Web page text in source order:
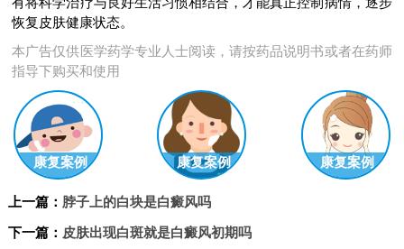
恢复皮肤健康状态。
本广告仅供医学药学专业人士阅读，请按药品说明书或者在药师
指导下购买和使用
康复案例 康复案例 康复案例
上一篇： 脖子上的白块是白癜风吗
下一篇： 皮肤出现白斑就是白癜风初期吗